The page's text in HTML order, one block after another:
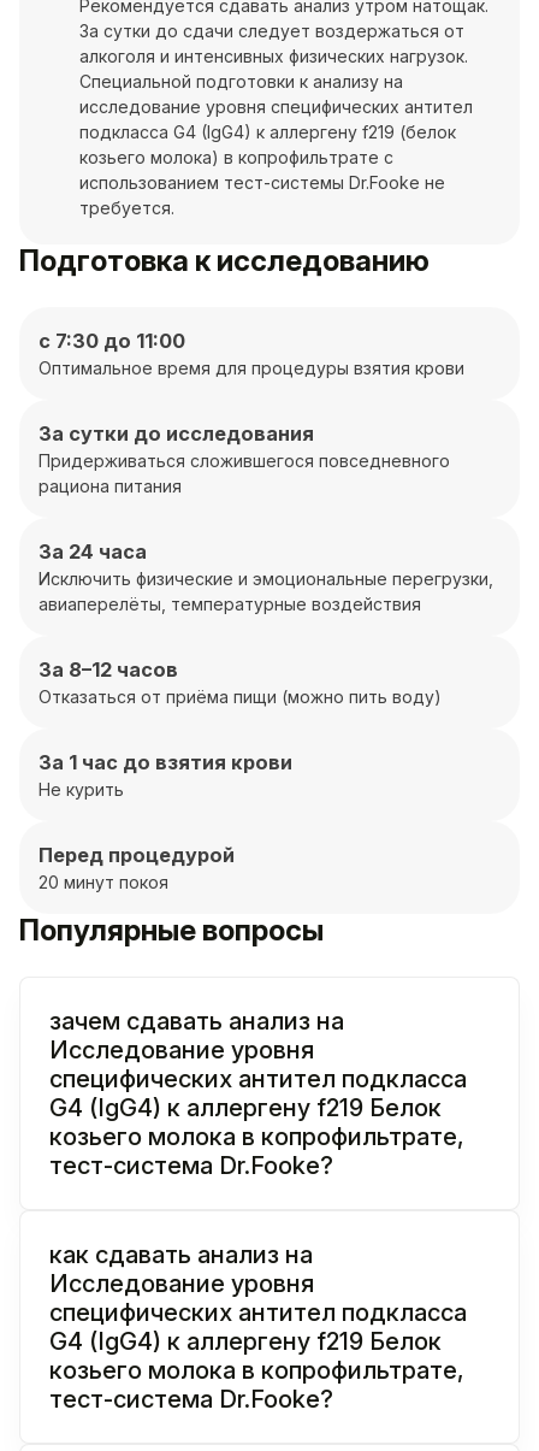
Рекомендуется сдавать анализ утром натощак.
За сутки до сдачи следует воздержаться от
алкоголя и интенсивных физических нагрузок.
Специальной подготовки к анализу на
исследование уровня специфических антител
подкласса G4 (IgG4) к аллергену f219 (белок
козьего молока) в копрофильтрате с
использованием тест-системы Dr.Fooke не
требуется.
Подготовка к исследованию
с 7:30 до 11:00
Оптимальное время для процедуры взятия крови
За сутки до исследования
Придерживаться сложившегося повседневного
рациона питания
За 24 часа
Исключить физические и эмоциональные перегрузки,
авиаперелёты, температурные воздействия
За 8–12 часов
Отказаться от приёма пищи (можно пить воду)
За 1 час до взятия крови
Не курить
Перед процедурой
20 минут покоя
Популярные вопросы
зачем сдавать анализ на
Исследование уровня
специфических антител подкласса
G4 (IgG4) к аллергену f219 Белок
козьего молока в копрофильтрате,
тест-система Dr.Fooke?
как сдавать анализ на
Исследование уровня
специфических антител подкласса
G4 (IgG4) к аллергену f219 Белок
козьего молока в копрофильтрате,
тест-система Dr.Fooke?